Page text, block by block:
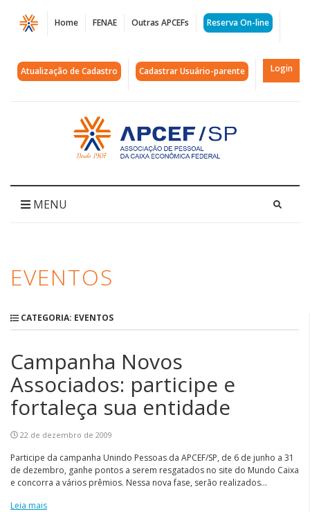
Página
Eventos
APCEF-
Atividades
Home FENAE Outras APCEFs Reserva On-line
Atualização de Cadastro Cadastrar Usuário-parente Login
Acessar
página
inicial
MENU
EVENTOS
CATEGORIA: EVENTOS
Campanha Novos
Associados: participe e
fortaleça sua entidade
22 de dezembro de 2009
Participe da campanha Unindo Pessoas da APCEF/SP, de 6 de junho a 31
de dezembro, ganhe pontos a serem resgatados no site do Mundo Caixa
e concorra a vários prêmios. Nessa nova fase, serão realizados...
Leia mais